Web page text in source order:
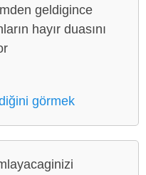
geldigince
hayır duasını
görmek